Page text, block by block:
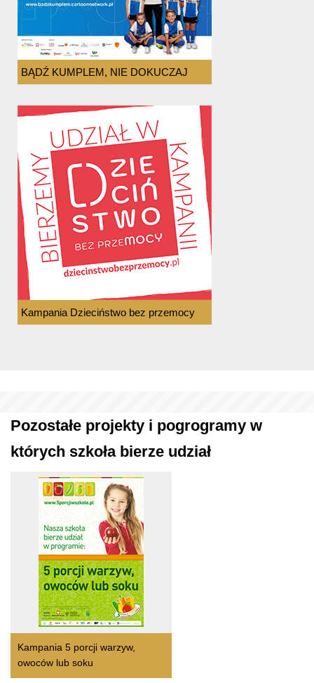
BĄDŹ KUMPLEM, NIE DOKUCZAJ
Kampania Dzieciństwo bez przemocy
Pozostałe projekty i pogrogramy w
których szkoła bierze udział
Kampania 5 porcji warzyw,
owoców lub soku